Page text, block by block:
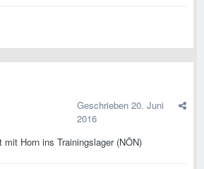
Geschrieben 20. Juni
2016
Horn ins Trainingslager (NÖN)